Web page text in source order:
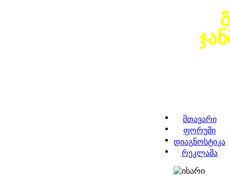
მთავარი
ფორუმი
დიაგნოსტიკა
რეკლამა